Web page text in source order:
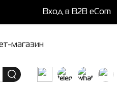
Вход в B2B eCom